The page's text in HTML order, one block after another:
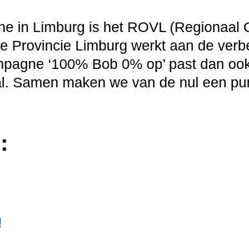
in Limburg is het ROVL
Provincie Limburg werkt aan de
‘100% Bob 0% op’ past dan
Samen maken we van de nul een